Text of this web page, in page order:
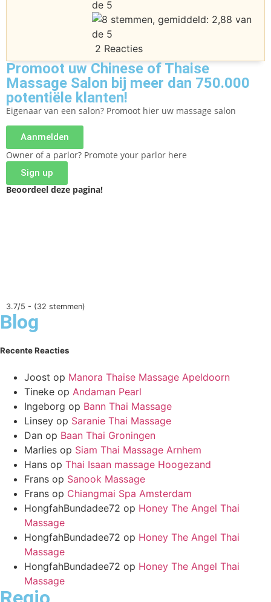
2 Reacties
Promoot uw Chinese of Thaise
Massage Salon bij meer dan 750.000
potentiële klanten!
Eigenaar van een salon? Promoot hier uw massage salon
Aanmelden
Owner of a parlor? Promote your parlor here
Sign up
Beoordeel deze pagina!
3.7/5 - (32 stemmen)
Blog
Recente Reacties
Joost op Manora Thaise Massage Apeldoorn
Tineke op Andaman Pearl
Ingeborg op Bann Thai Massage
Linsey op Saranie Thai Massage
Dan op Baan Thai Groningen
Marlies op Siam Thai Massage Arnhem
Hans op Thai Isaan massage Hoogezand
Frans op Sanook Massage
Frans op Chiangmai Spa Amsterdam
HongfahBundadee72 op Honey The Angel Thai
Massage
HongfahBundadee72 op Honey The Angel Thai
Massage
HongfahBundadee72 op Honey The Angel Thai
Massage